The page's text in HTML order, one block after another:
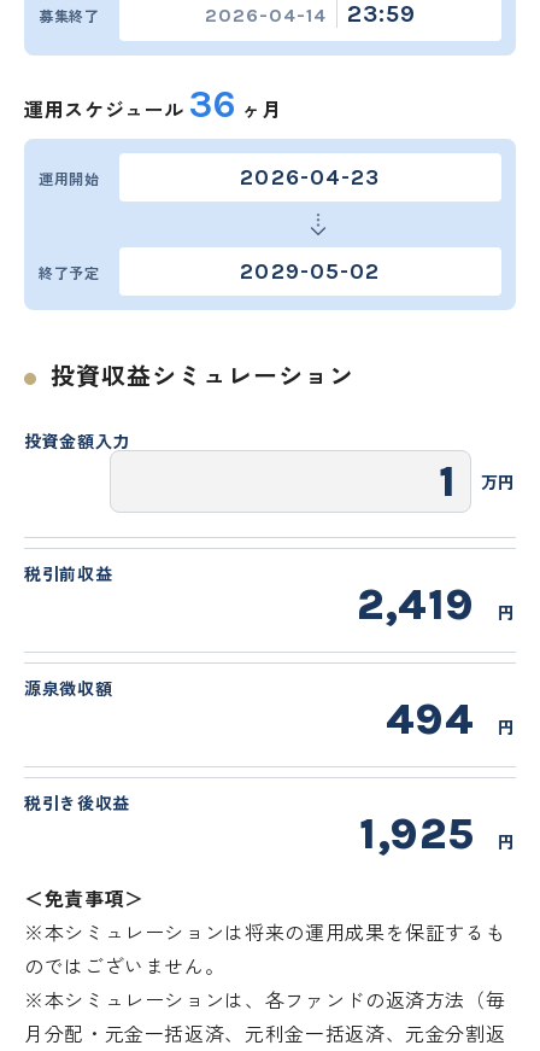
募集終了 2026-04-14 23:59
運用スケジュール 36 ヶ月
運用開始 2026-04-23
終了予定 2029-05-02
投資収益シミュレーション
投資金額入力
万円
税引前収益
2,419 円
源泉徴収額
494 円
税引き後収益
1,925 円
＜免責事項＞
※本シミュレーションは将来の運用成果を保証するも
のではございません。
※本シミュレーションは、各ファンドの返済方法（毎
月分配・元金一括返済、元利金一括返済、元金分割返